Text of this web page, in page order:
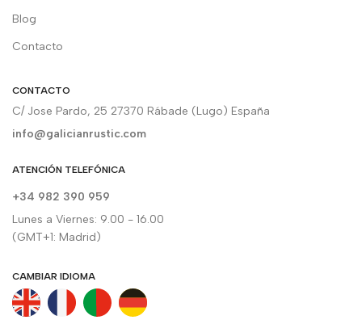
Blog
Contacto
CONTACTO
C/ Jose Pardo, 25 27370 Rábade (Lugo) España
info@galicianrustic.com
ATENCIÓN TELEFÓNICA
+34 982 390 959
Lunes a Viernes: 9.00 - 16.00
(GMT+1: Madrid)
CAMBIAR IDIOMA